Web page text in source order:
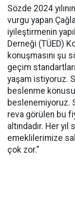
Sözde 2024
vurgu yapan
iyileştirmenin
Derneği (TÜED)
konuşmasını şu
geçim
yaşam istiyoruz.
beslenme
beslenemiyoruz.
reva görülen bu
altındadır. Her
emeklilerimize
çok zor.”